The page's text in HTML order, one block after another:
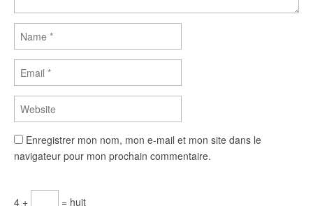
Enregistrer mon nom, mon e-mail et mon site dans le
navigateur pour mon prochain commentaire.
4 + = huit